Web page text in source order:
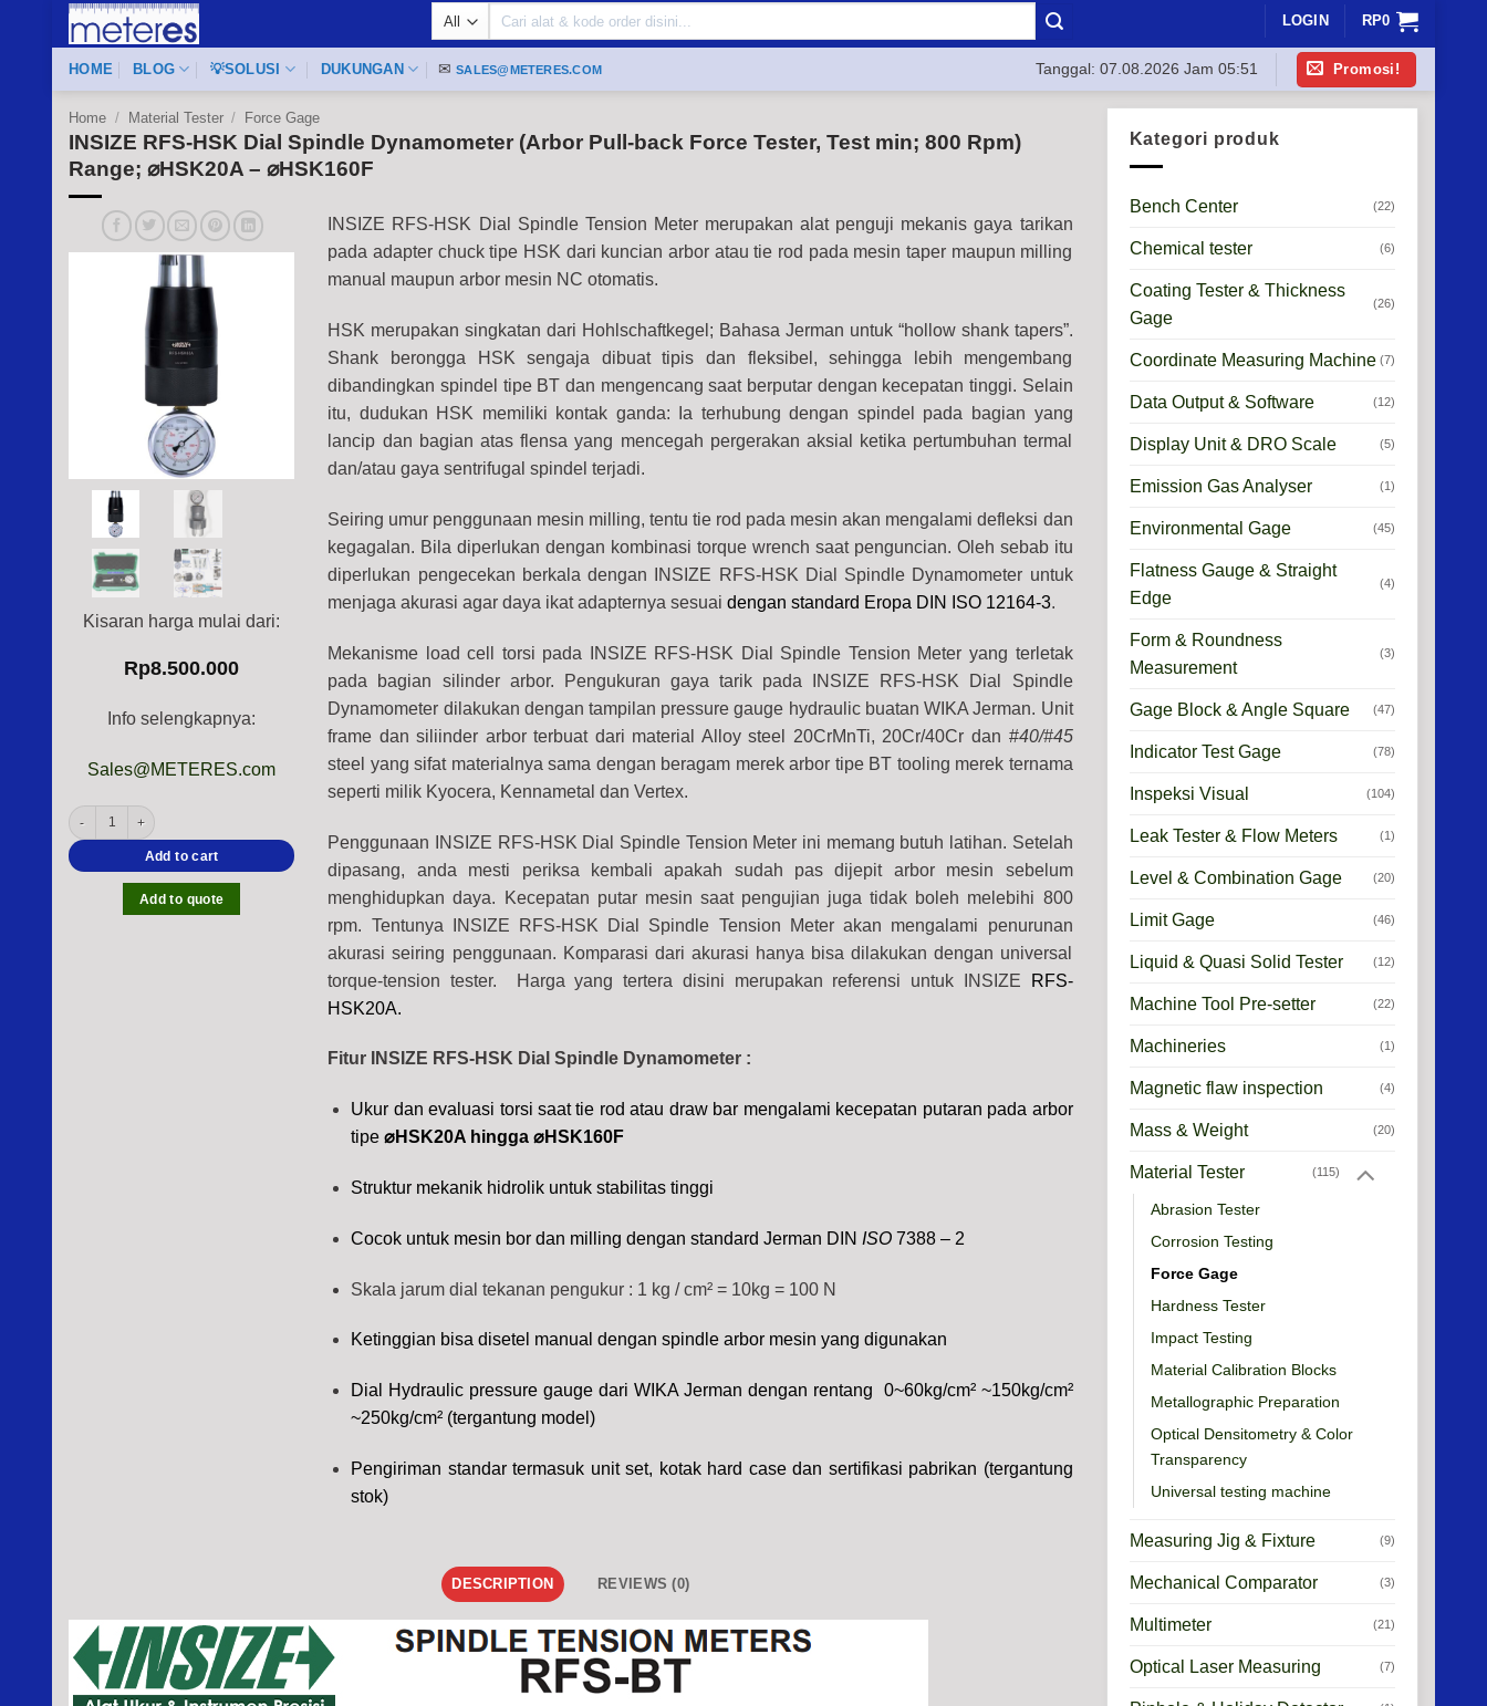
Skip
content
LOGIN RP0
HOME BLOG 💡SOLUSI DUKUNGAN ✉SALES@METERES.COM Tanggal: 07.08.2026 Jam 05:51 Promosi!
Home / Material Tester / Force Gage
INSIZE RFS-HSK Dial Spindle Dynamometer (Arbor Pull-back Force Tester, Test min; 800 Rpm)
Range; ⌀HSK20A – ⌀HSK160F
Kisaran harga mulai dari:
Rp8.500.000
Info selengkapnya:
Sales@METERES.com
INSIZE RFS-HSK Dial Spindle Dynamometer (Arbor Pull-back Force Tester, Test min; 800 Rpm) Range; ⌀HSK20A - ⌀HSK160F quantity
Add to cart
Add to quote
INSIZE RFS-HSK Dial Spindle Tension Meter merupakan alat penguji mekanis gaya tarikan
pada adapter chuck tipe HSK dari kuncian arbor atau tie rod pada mesin taper maupun milling
manual maupun arbor mesin NC otomatis.
HSK merupakan singkatan dari Hohlschaftkegel; Bahasa Jerman untuk “hollow shank tapers”.
Shank berongga HSK sengaja dibuat tipis dan fleksibel, sehingga lebih mengembang
dibandingkan spindel tipe BT dan mengencang saat berputar dengan kecepatan tinggi. Selain
itu, dudukan HSK memiliki kontak ganda: Ia terhubung dengan spindel pada bagian yang
lancip dan bagian atas flensa yang mencegah pergerakan aksial ketika pertumbuhan termal
dan/atau gaya sentrifugal spindel terjadi.
Seiring umur penggunaan mesin milling, tentu tie rod pada mesin akan mengalami defleksi dan
kegagalan. Bila diperlukan dengan kombinasi torque wrench saat penguncian. Oleh sebab itu
diperlukan pengecekan berkala dengan INSIZE RFS-HSK Dial Spindle Dynamometer untuk
menjaga akurasi agar daya ikat adapternya sesuaidengan standard Eropa DIN ISO 12164-3.
Mekanisme load cell torsi pada INSIZE RFS-HSK Dial Spindle Tension Meter yang terletak
pada bagian silinder arbor. Pengukuran gaya tarik pada INSIZE RFS-HSK Dial Spindle
Dynamometer dilakukan dengan tampilan pressure gauge hydraulic buatan WIKA Jerman. Unit
frame dan siliinder arbor terbuat dari material Alloy steel 20CrMnTi, 20Cr/40Cr dan #40/#45
steel yang sifat materialnya sama dengan beragam merek arbor tipe BT tooling merek ternama
seperti milik Kyocera, Kennametal dan Vertex.
Penggunaan INSIZE RFS-HSK Dial Spindle Tension Meter ini memang butuh latihan. Setelah
dipasang, anda mesti periksa kembali apakah sudah pas dijepit arbor mesin sebelum
menghidupkan daya. Kecepatan putar mesin saat pengujian juga tidak boleh melebihi 800
rpm. Tentunya INSIZE RFS-HSK Dial Spindle Tension Meterakan mengalami penurunan
akurasi seiring penggunaan. Komparasi dari akurasi hanya bisa dilakukan dengan universal
torque-tension tester.
Harga yang tertera disini merupakan referensi untuk INSIZE
RFS-
HSK20A.
Fitur INSIZE RFS-HSK Dial Spindle Dynamometer :
Ukur dan evaluasi torsi saat tie rod atau draw bar mengalami kecepatan putaran pada arbor
tipe⌀HSK20A hingga ⌀HSK160F
Struktur mekanik hidrolik untuk stabilitas tinggi
Cocok untuk mesin bor dan milling dengan standard Jerman DIN ISO 7388 – 2
Skala jarum dial tekanan pengukur : 1 kg / cm² = 10kg = 100 N
Ketinggian bisa disetel manual dengan spindle arbor mesin yang digunakan
Dial Hydraulic pressure gauge dari WIKA Jerman dengan rentang 0~60kg/cm² ~150kg/cm²
~250kg/cm² (tergantung model)
Pengiriman standar termasuk unit set, kotak hard case dan sertifikasi pabrikan (tergantung
stok)
DESCRIPTION REVIEWS (0)
Kategori produk
Bench Center (22)
Chemical tester (6)
Coating Tester & Thickness
Gage
(26)
Coordinate Measuring Machine (7)
Data Output & Software (12)
Display Unit & DRO Scale (5)
Emission Gas Analyser (1)
Environmental Gage (45)
Flatness Gauge & Straight
Edge
(4)
Form & Roundness
Measurement
(3)
Gage Block & Angle Square (47)
Indicator Test Gage (78)
Inspeksi Visual (104)
Leak Tester & Flow Meters (1)
Level & Combination Gage (20)
Limit Gage (46)
Liquid & Quasi Solid Tester (12)
Machine Tool Pre-setter (22)
Machineries (1)
Magnetic flaw inspection (4)
Mass & Weight (20)
Material Tester (115)
Abrasion Tester
Corrosion Testing
Force Gage
Hardness Tester
Impact Testing
Material Calibration Blocks
Metallographic Preparation
Optical Densitometry & Color
Transparency
Universal testing machine
Measuring Jig & Fixture (9)
Mechanical Comparator (3)
Multimeter (21)
Optical Laser Measuring (7)